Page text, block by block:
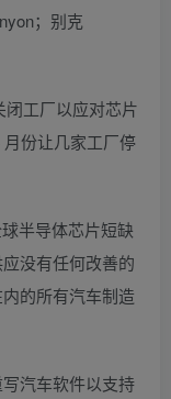
；别克
工厂以应对芯片
份让几家工厂停
半导体芯片短缺
没有任何改善的
的所有汽车制造
汽车软件以支持